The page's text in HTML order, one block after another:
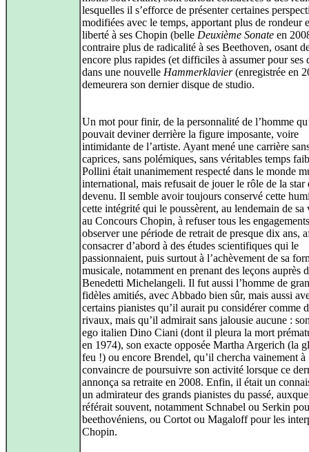
lesquelles il s’efforce de présenter certaines
modifiées avec le temps, apportant plus de rondeur
liberté à ses Chopin (belle Deuxième Sonate en
contraire plus de radicalité à ses Beethoven, osant
encore plus rapides (et difficiles à assumer pour ses
dans une nouvelle Hammerklavier(enregistrée en
demeurera son dernier disque de studio.
Un mot pour finir, de la personnalité de l’homme
pouvait deviner derrière la figure imposante, voire
intimidante de l’artiste. Ayant mené une carrière
caprices, sans polémiques, sans véritables temps
Pollini était unanimement respecté dans le monde
international, mais refusait de jouer le rôle de la star
devenu. Il semble avoir toujours conservé cette
cette intégrité qui le poussèrent, au lendemain de sa
au Concours Chopin, à refuser tous les
observer une période de retrait de presque dix ans,
consacrer d’abord à des études scientifiques qui le
passionnaient, puis surtout à l’achèvement de sa
musicale, notamment en prenant des leçons auprès
Benedetti Michelangeli. Il fut aussi l’homme de
fidèles amitiés, avec Abbado bien sûr, mais aussi
certains pianistes qu’il aurait pu considérer comme
rivaux, mais qu’il admirait sans jalousie aucune :
ego italien Dino Ciani (dont il pleura la mort
en 1974), son exacte opposée Martha Argerich (la
feu !) ou encore Brendel, qu’il chercha vainement à
convaincre de poursuivre son activité lorsque ce
annonça sa retraite en 2008. Enfin, il était un
un admirateur des grands pianistes du passé,
référait souvent, notamment Schnabel ou Serkin
beethovéniens, ou Cortot ou Magaloff pour les
Chopin.